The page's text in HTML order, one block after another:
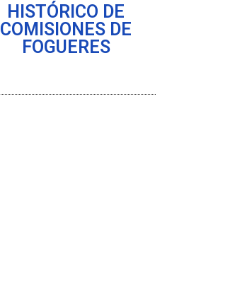
HISTÓRICO DE
COMISIONES DE
FOGUERES